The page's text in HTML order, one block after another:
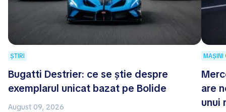
ȘTIRI
Bugatti Destrier: ce se știe despre
exemplarul unicat bazat pe Bolide
August 09, 2026
MAȘINI
are
unui